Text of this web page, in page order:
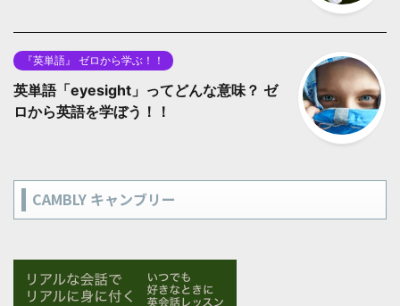
『英単語』 ゼロから学ぶ！！
英単語「eyesight」ってどんな意味？ ゼ
ロから英語を学ぼう！！
CAMBLY キャンブリー